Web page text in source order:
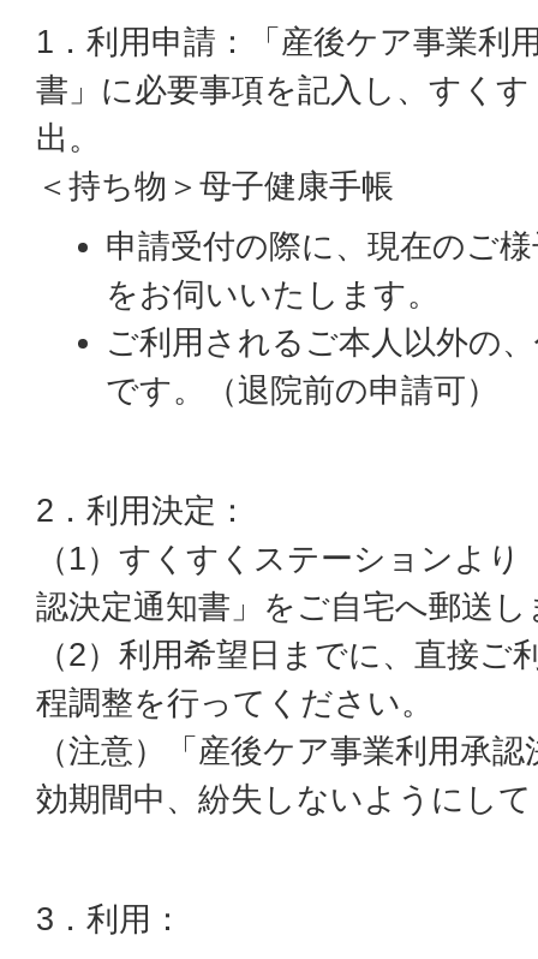
1．利用申請：「産後ケア事業利
書」に必要事項を記入し、すく
出。
＜持ち物＞母子健康手帳
申請受付の際に、現在のご
をお伺いいたします。
ご利用されるご本人以外の
です。（退院前の申請可）
2．利用決定：
（1）すくすくステーションよ
認決定通知書」をご自宅へ郵送し
（2）利用希望日までに、直接ご
程調整を行ってください。
（注意）「産後ケア事業利用承
効期間中、紛失しないようにし
3．利用：